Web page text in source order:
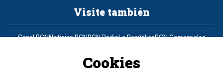
Visite también
Canal RCNNoticias RCNRCN RadioLa RepúblicaRCN Comerciales
Un producto de RCN Televisión
Cookies